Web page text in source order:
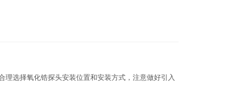
选择氧化锆探头安装位置和安装方式，注意做好引入